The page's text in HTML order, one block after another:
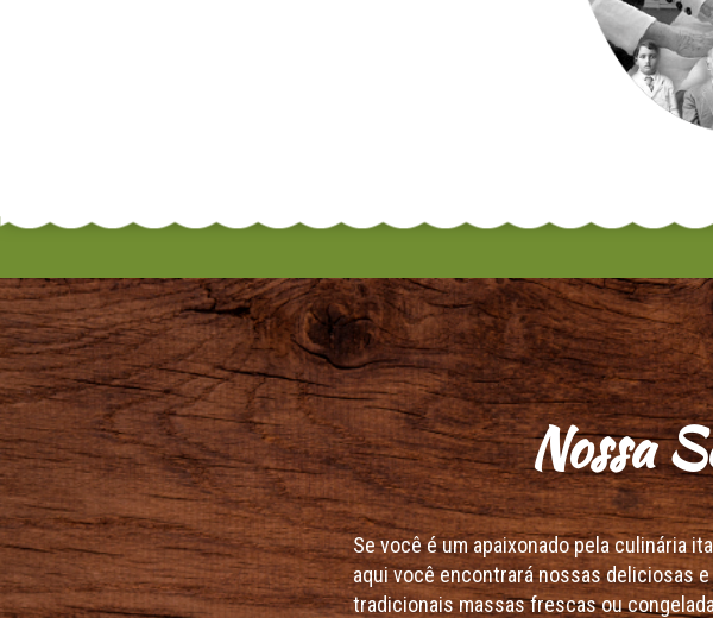
Nossa
Se você é um apaixonado pela culinária
aqui você encontrará nossas deliciosas e
tradicionais massas frescas ou